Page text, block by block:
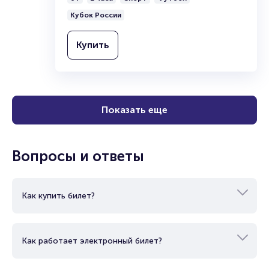
Кубок России
Купить
Показать еще
Вопросы и ответы
Как купить билет?
Как работает электронный билет?